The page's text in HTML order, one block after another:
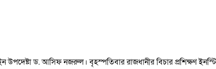
উপদেষ্টা ড. আসিফ নজরুল। বৃহস্পতিবার রাজধানীর বিচার প্রশিক্ষণ